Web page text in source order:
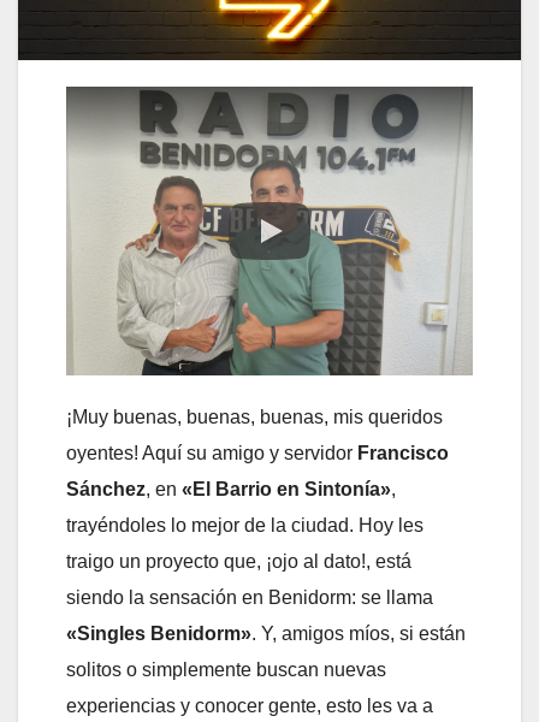
¡Muy buenas, buenas, buenas, mis queridos
oyentes! Aquí su amigo y servidor Francisco
Sánchez, en «El Barrio en Sintonía»,
trayéndoles lo mejor de la ciudad. Hoy les
traigo un proyecto que, ¡ojo al dato!, está
siendo la sensación en Benidorm: se llama
«Singles Benidorm». Y, amigos míos, si están
solitos o simplemente buscan nuevas
experiencias y conocer gente, esto les va a